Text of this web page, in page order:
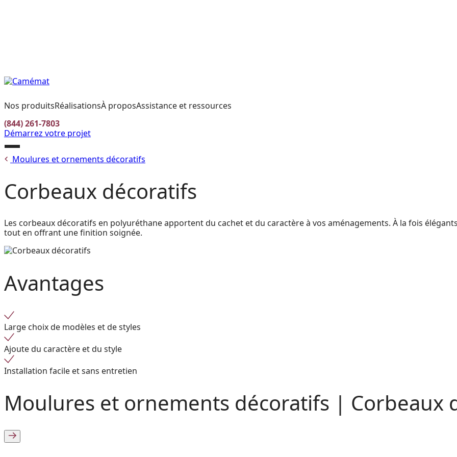
Nos produitsRéalisationsÀ proposAssistance et ressources
(844) 261-7803
Démarrez votre projet
Ouvrir
le
Moulures et ornements décoratifs
Corbeaux décoratifs
Les corbeaux décoratifs en polyuréthane apportent du cachet et du caractère à vos aménagements. À la fois
tout en offrant une finition soignée.
Avantages
Large choix de modèles et de styles
Ajoute du caractère et du style
Installation facile et sans entretien
Moulures et ornements décoratifs | Corbeaux